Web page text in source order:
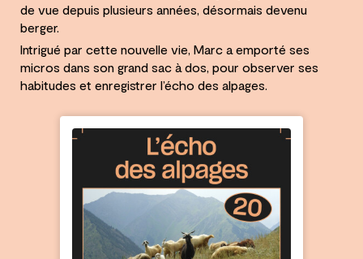
de vue depuis plusieurs années, désormais devenu
berger.
Intrigué par cette nouvelle vie, Marc a emporté ses
micros dans son grand sac à dos, pour observer ses
habitudes et enregistrer l’écho des alpages.